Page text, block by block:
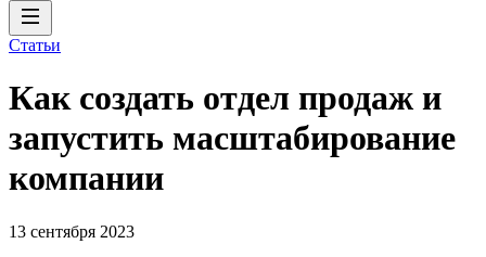
Статьи
Как создать отдел продаж и
запустить масштабирование
компании
13 сентября 2023